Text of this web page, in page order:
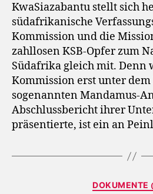
KwaSiazabantu stellt sich
südafrikanische
Kommission und die
zahllosen KSB-Opfer zum
Südafrika gleich mit. Denn
Kommission erst unter
sogenannten Mandamus-
Abschlussbericht ihrer
präsentierte, ist ein an
DOKUMENTE